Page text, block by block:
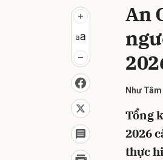
An
Như
Tổng
2026
thực